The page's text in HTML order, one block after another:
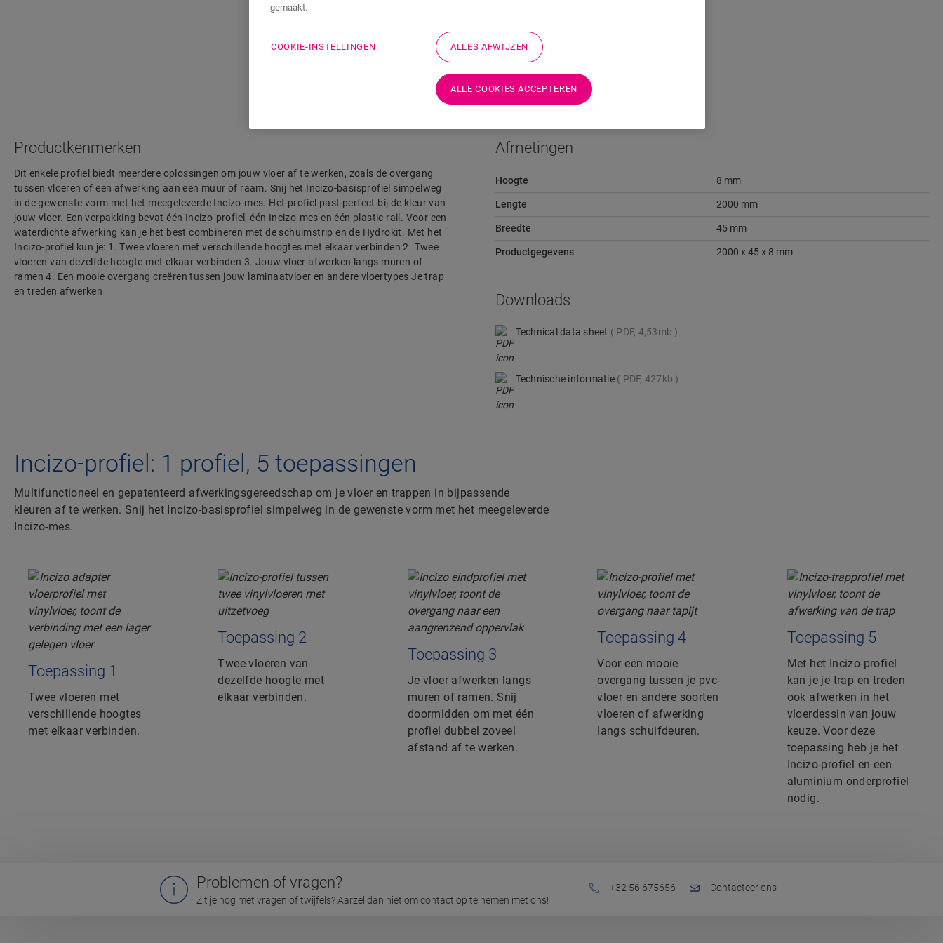
Snelkoppeling naar Downloads
Productkenmerken
Dit enkele profiel biedt meerdere oplossingen om jouw vloer af te werken, zoals de overgang
tussen vloeren of een afwerking aan een muur of raam. Snij het Incizo-basisprofiel simpelweg
in de gewenste vorm met het meegeleverde Incizo-mes. Het profiel past perfect bij de kleur van
jouw vloer. Een verpakking bevat één Incizo-profiel, één Incizo-mes en één plastic rail. Voor een
waterdichte afwerking kan je het best combineren met de schuimstrip en de Hydrokit. Met het
Incizo-profiel kun je: 1. Twee vloeren met verschillende hoogtes met elkaar verbinden 2. Twee
vloeren van dezelfde hoogte met elkaar verbinden 3. Jouw vloer afwerken langs muren of
ramen 4. Een mooie overgang creëren tussen jouw laminaatvloer en andere vloertypes Je trap
en treden afwerken
Afmetingen
Hoogte 8 mm
Lengte 2000 mm
Breedte 45 mm
Productgegevens 2000 x 45 x 8 mm
Downloads
Technical data sheet PDF, 4,53mb
Technische informatie PDF, 427kb
Incizo-profiel: 1 profiel, 5 toepassingen
Multifunctioneel en gepatenteerd afwerkingsgereedschap om je vloer en trappen in bijpassende
kleuren af te werken. Snij het Incizo-basisprofiel simpelweg in de gewenste vorm met het meegeleverde
Incizo-mes.
Toepassing 1
Twee vloeren met
verschillende hoogtes
met elkaar verbinden.
Toepassing 2
Twee vloeren van
dezelfde hoogte met
elkaar verbinden.
Toepassing 3
Je vloer afwerken langs
muren of ramen. Snij
doormidden om met één
profiel dubbel zoveel
afstand af te werken.
Toepassing 4
Voor een mooie
overgang tussen je pvc-
vloer en andere soorten
vloeren of afwerking
langs schuifdeuren.
Toepassing 5
Met het Incizo-profiel
kan je je trap en treden
ook afwerken in het
vloerdessin van jouw
keuze. Voor deze
toepassing heb je het
Incizo-profiel en een
aluminium onderprofiel
nodig.
Problemen of vragen?
Zit je nog met vragen of twijfels? Aarzel dan niet om contact op te nemen met ons!
+32 56 675656 Contacteer ons
gemaakt.
COOKIE-INSTELLINGEN ALLES AFWIJZEN
ALLE COOKIES ACCEPTEREN